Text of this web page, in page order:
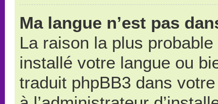
Ma langue n’est pas
La raison la plus probable
installé votre langue ou
traduit phpBB3 dans